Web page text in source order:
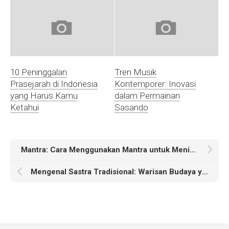
10 Peninggalan
Prasejarah di Indonesia
yang Harus Kamu
Ketahui
Tren Musik
Kontemporer: Inovasi
dalam Permainan
Sasando
Mantra: Cara Menggunakan Mantra untuk Meningkatkan Kualitas Hidup
Mengenal Sastra Tradisional: Warisan Budaya yang Harus Dilestarikan